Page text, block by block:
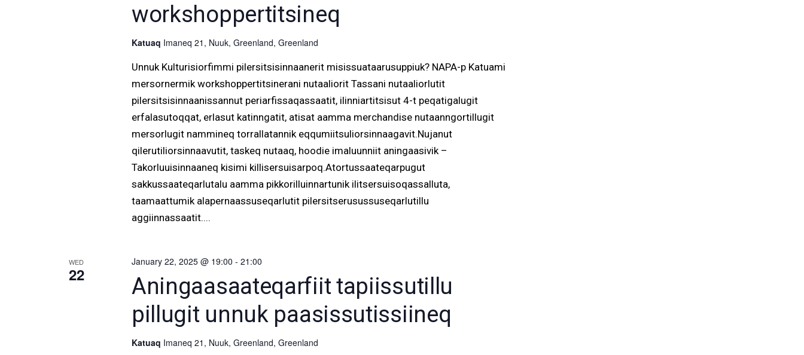
workshoppertitsineq
Katuaq Imaneq 21, Nuuk, Greenland, Greenland
Unnuk Kulturisiorfimmi pilersitsisinnaanerit misissuataarusuppiuk? NAPA-p Katuami
mersornermik workshoppertitsinerani nutaaliorit Tassani nutaaliorlutit
pilersitsisinnaanissannut periarfissaqassaatit, ilinniartitsisut 4-t peqatigalugit
erfalasutoqqat, erlasut katinngatit, atisat aamma merchandise nutaanngortillugit
mersorlugit nammineq torrallatannik eqqumiitsuliorsinnaagavit.Nujanut
qilerutiliorsinnaavutit, taskeq nutaaq, hoodie imaluunniit aningaasivik –
Takorluuisinnaaneq kisimi killisersuisarpoq.Atortussaateqarpugut
sakkussaateqarlutalu aamma pikkorilluinnartunik ilitsersuisoqassalluta,
taamaattumik alapernaassuseqarlutit pilersitserusussuseqarlutillu
aggiinnassaatit....
WED
22
Aningaasaateqarfiit tapiissutillu
pillugit unnuk paasissutissiineq
January 22, 2025 @ 19:00 - 21:00
Katuaq Imaneq 21, Nuuk, Greenland, Greenland